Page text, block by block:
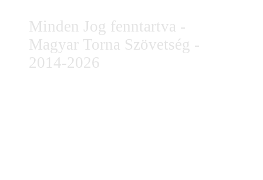
Minden Jog fenntartva -
Magyar Torna Szövetség -
2014-2026